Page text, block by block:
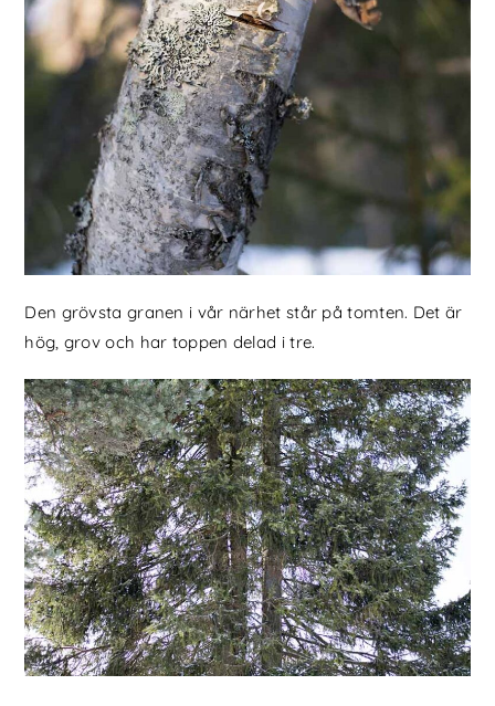
Den grövsta granen i vår närhet står på tomten. Det är
hög, grov och har toppen delad i tre.